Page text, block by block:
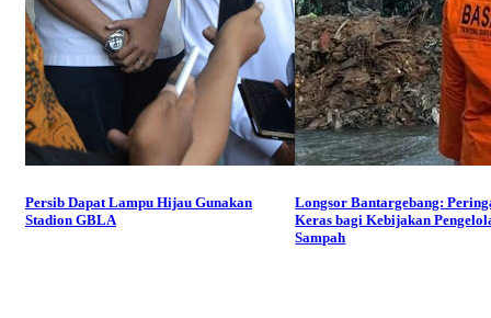
Persib Dapat Lampu Hijau Gunakan
Stadion GBLA
Longsor Bantargebang:
Keras bagi Kebijakan
Sampah